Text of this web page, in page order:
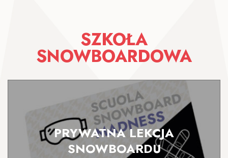
SZKOŁA
SNOWBOARDOWA
PRYWATNA LEKCJA
SNOWBOARDU